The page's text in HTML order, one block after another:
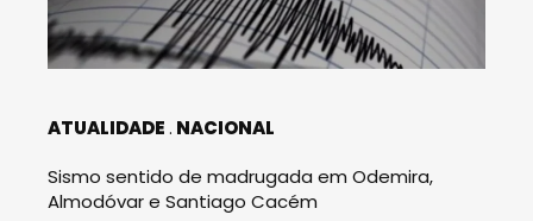
ATUALIDADE NACIONAL
Sismo sentido de madrugada em Odemira,
Almodóvar e Santiago Cacém